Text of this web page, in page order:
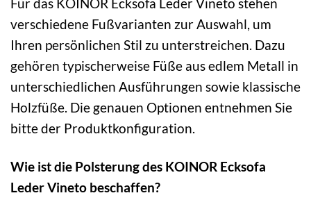
Für das KOINOR Ecksofa Leder Vineto stehen
verschiedene Fußvarianten zur Auswahl, um
Ihren persönlichen Stil zu unterstreichen. Dazu
gehören typischerweise Füße aus edlem Metall in
unterschiedlichen Ausführungen sowie klassische
Holzfüße. Die genauen Optionen entnehmen Sie
bitte der Produktkonfiguration.
Wie ist die Polsterung des KOINOR Ecksofa
Leder Vineto beschaffen?